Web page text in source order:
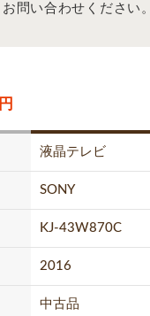
お問い合わせください。
円
液晶テレビ
SONY
KJ-43W870C
2016
中古品